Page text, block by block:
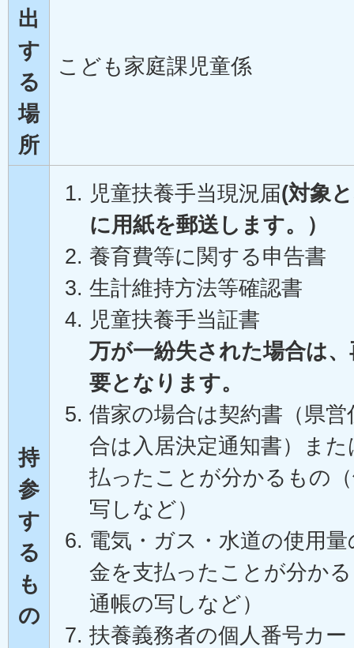
出
す
る
場
所
こども家庭課児童係
持
参
す
る
も
の
児童扶養手当現況届(対象
に用紙を郵送します。）
養育費等に関する申告書
生計維持方法等確認書
児童扶養手当証書
万が一紛失された場合は
要となります。
借家の場合は契約書（県
合は入居決定通知書）ま
払ったことが分かるもの
写しなど）
電気・ガス・水道の使用
金を支払ったことが分か
通帳の写しなど）
扶養義務者の個人番号カ